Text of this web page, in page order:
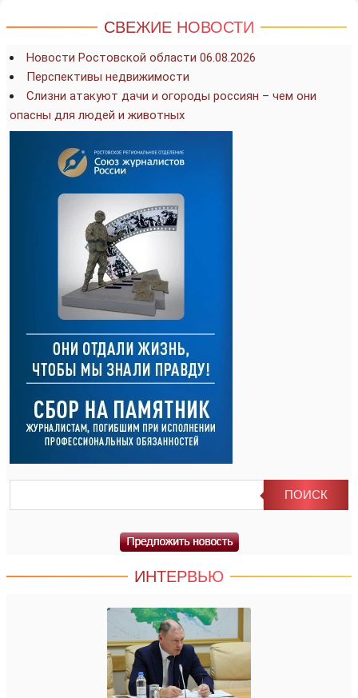
СВЕЖИЕ НОВОСТИ
Новости Ростовской области 06.08.2026
Перспективы недвижимости
Слизни атакуют дачи и огороды россиян – чем они
опасны для людей и животных
ИНТЕРВЬЮ